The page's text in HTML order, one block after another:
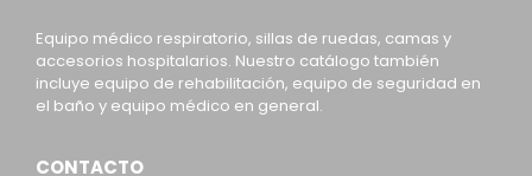
Equipo médico respiratorio, sillas de ruedas, camas y
accesorios hospitalarios. Nuestro catálogo también
incluye equipo de rehabilitación, equipo de seguridad en
el baño y equipo médico en general.
CONTACTO